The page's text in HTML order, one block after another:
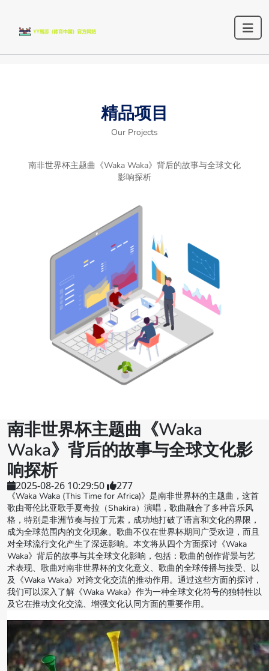
精品项目
Our Projects
南非世界杯主题曲《Waka Waka》背后的故事与全球文化
影响探析
南非世界杯主题曲《Waka
Waka》背后的故事与全球文化影
响探析
2025-08-26 10:29:50 277
《Waka Waka (This Time for Africa)》是南非世界杯的主题曲，这首
歌由哥伦比亚歌手夏奇拉（Shakira）演唱，歌曲融合了多种音乐风
格，特别是非洲节奏与拉丁元素，成功地打破了语言和文化的界限，
成为全球范围内的文化现象。歌曲不仅在世界杯期间广受欢迎，而且
对全球流行文化产生了深远影响。本文将从四个方面探讨《Waka
Waka》背后的故事与其全球文化影响，包括：歌曲的创作背景与艺
术表现、歌曲对南非世界杯的文化意义、歌曲的全球传播与接受、以
及《Waka Waka》对跨文化交流的推动作用。通过这些方面的探讨，
我们可以深入了解《Waka Waka》作为一种全球文化符号的独特性以
及它在推动文化交流、增强文化认同方面的重要作用。